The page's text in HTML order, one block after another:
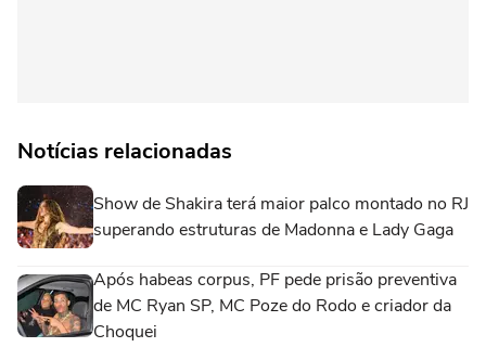
Notícias relacionadas
Show de Shakira terá maior palco montado no RJ
superando estruturas de Madonna e Lady Gaga
Após habeas corpus, PF pede prisão preventiva
de MC Ryan SP, MC Poze do Rodo e criador da
Choquei